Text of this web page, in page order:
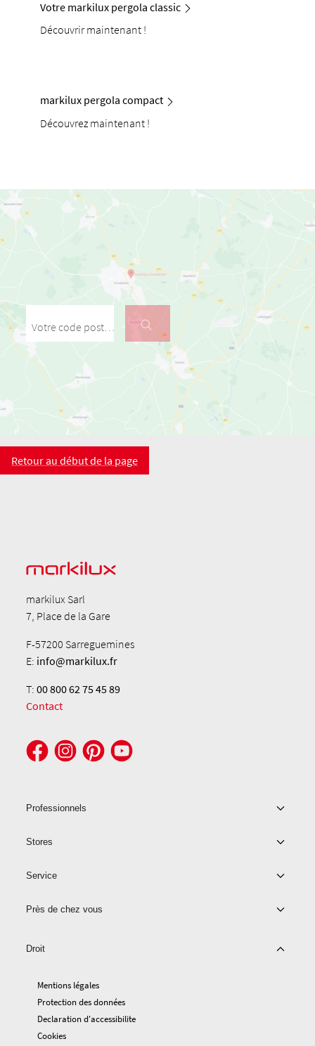
Votre markilux pergola classic
Découvrir maintenant !
markilux pergola compact
Découvrez maintenant !
Retour au début de la page
markilux Sarl
7, Place de la Gare
F-57200 Sarreguemines
E: info@markilux.fr
T:00 800 62 75 45 89
Contact
Professionnels
Stores
Service
Près de chez vous
Droit
Mentions légales
Protection des données
Declaration d'accessibilite
Cookies